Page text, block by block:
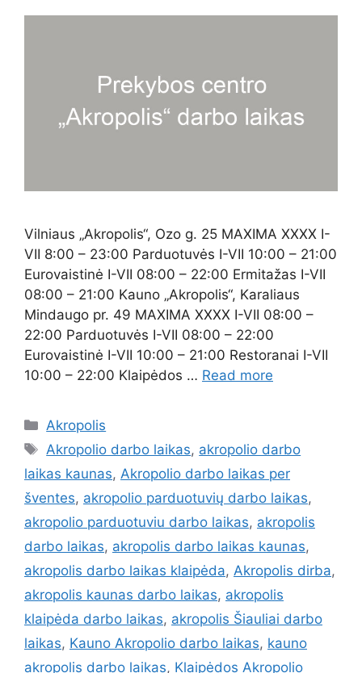
Vilniaus „Akropolis“, Ozo g. 25 MAXIMA XXXX I-
VII 8:00 – 23:00 Parduotuvės I-VII 10:00 – 21:00
Eurovaistinė I-VII 08:00 – 22:00 Ermitažas I-VII
08:00 – 21:00 Kauno „Akropolis“, Karaliaus
Mindaugo pr. 49 MAXIMA XXXX I-VII 08:00 –
22:00 Parduotuvės I-VII 08:00 – 22:00
Eurovaistinė I-VII 10:00 – 21:00 Restoranai I-VII
10:00 – 22:00 Klaipėdos … Read more
Akropolis
Akropolio darbo laikas, akropolio darbo
laikas kaunas, Akropolio darbo laikas per
šventes, akropolio parduotuvių darbo laikas,
akropolio parduotuviu darbo laikas, akropolis
darbo laikas, akropolis darbo laikas kaunas,
akropolis darbo laikas klaipėda, Akropolis dirba,
akropolis kaunas darbo laikas, akropolis
klaipėda darbo laikas, akropolis Šiauliai darbo
laikas, Kauno Akropolio darbo laikas, kauno
akropolis darbo laikas, Klaipėdos Akropolio